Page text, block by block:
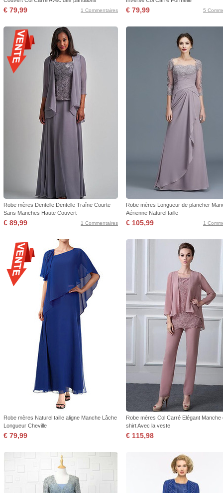
€ 79,99 1 Commentaires € 79,99 5
Robe mères Dentelle Dentelle Traîne Courte
Sans Manches Haute Couvert
€ 89,99 1 Commentaires
Robe mères Longueur de plancher
Aérienne Naturel taille
€ 105,99 1
Robe mères Naturel taille aligne Manche Lâche
Longueur Cheville
€ 79,99
Robe mères Col Carré Elégant Manche
shirt Avec la veste
€ 115,98